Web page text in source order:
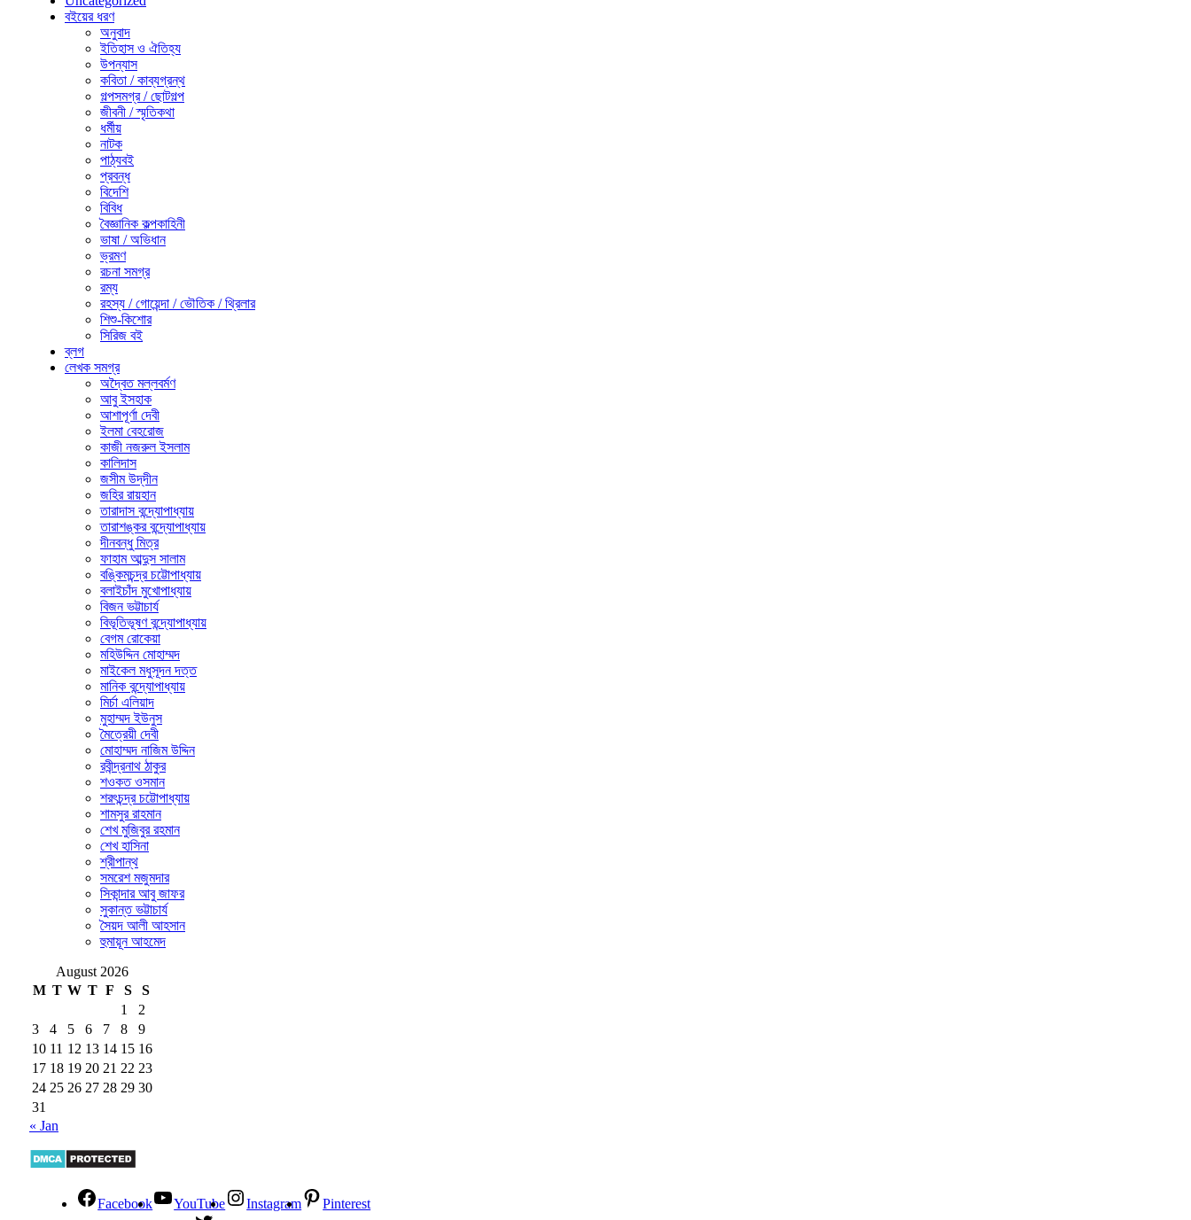
বইয়ের ধরণ
অনুবাদ
ইতিহাস ও ঐতিহ্য
উপন্যাস
কবিতা / কাব্যগ্রন্থ
গল্পসমগ্র / ছোটগল্প
জীবনী / স্মৃতিকথা
ধর্মীয়
নাটক
পাঠ্যবই
প্রবন্ধ
বিদেশি
বিবিধ
বৈজ্ঞানিক কল্পকাহিনী
ভাষা / অভিধান
ভ্রমণ
রচনা সমগ্র
রম্য
রহস্য / গোয়েন্দা / ভৌতিক / থ্রিলার
শিশু-কিশোর
সিরিজ বই
ব্লগ
লেখক সমগ্র
অদ্বৈত মল্লবর্মণ
আবু ইসহাক
আশাপূর্ণা দেবী
ইলমা বেহরোজ
কাজী নজরুল ইসলাম
কালিদাস
জসীম উদ্‌দীন
জহির রায়হান
তারাদাস বন্দ্যোপাধ্যায়
তারাশঙ্কর বন্দ্যোপাধ্যায়
দীনবন্ধু মিত্র
ফাহাম আব্দুস সালাম
বঙ্কিমচন্দ্র চট্টোপাধ্যায়
বলাইচাঁদ মুখোপাধ্যায়
বিজন ভট্টাচার্য
বিভূতিভূষণ বন্দ্যোপাধ্যায়
বেগম রোকেয়া
মহিউদ্দিন মোহাম্মদ
মাইকেল মধুসূদন দত্ত
মানিক বন্দ্যোপাধ্যায়
মির্চা এলিয়াদ
মুহাম্মদ ইউনুস
মৈত্রেয়ী দেবী
মোহাম্মদ নাজিম উদ্দিন
রবীন্দ্রনাথ ঠাকুর
শওকত ওসমান
শরৎচন্দ্র চট্টোপাধ্যায়
শামসুর রাহমান
শেখ মুজিবুর রহমান
শেখ হাসিনা
শ্রীপান্থ
সমরেশ মজুমদার
সিকান্দার আবু জাফর
সুকান্ত ভট্টাচার্য
সৈয়দ আলী আহসান
হুমায়ূন আহমেদ
August 2026
M T W T F S
S
1
2
3
4 5 6 7 8
9
10 11 12 13 14 15 16
17 18 19 20 21 22 23
24 25 26 27 28 29 30
31
« Jan
Facebook YouTube Instagram Pinterest